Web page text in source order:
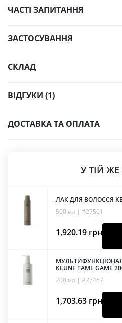
ЧАСТІ ЗАПИТАННЯ
ЗАСТОСУВАННЯ
СКЛАД
ВІДГУКИ (1)
ДОСТАВКА ТА ОПЛАТА
У ТІЙ ЖЕ
ЛАК ДЛЯ ВОЛОССЯ
500 мл | #27501
1,920.19 грн
KEUNE TAME GAME
200 мл | #27467
1,703.63 грн